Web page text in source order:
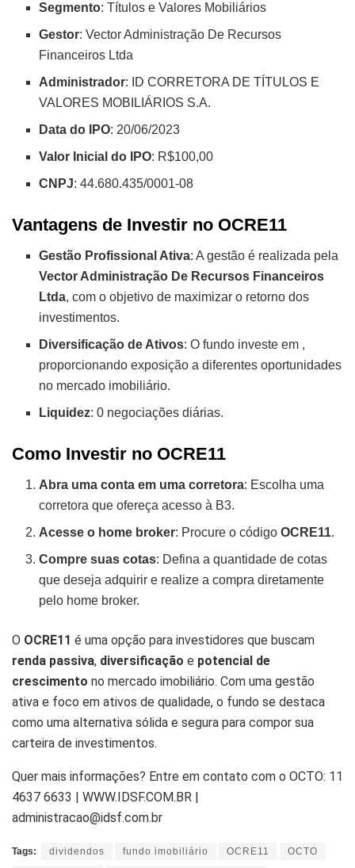
Segmento: Títulos e Valores Mobiliários
Gestor: Vector Administração De Recursos
Financeiros Ltda
Administrador: ID CORRETORA DE TÍTULOS E
VALORES MOBILIÁRIOS S.A.
Data do IPO: 20/06/2023
Valor Inicial do IPO: R$100,00
CNPJ: 44.680.435/0001-08
Vantagens de Investir no OCRE11
Gestão Profissional Ativa: A gestão é realizada pela
Vector Administração De Recursos Financeiros
Ltda, com o objetivo de maximizar o retorno dos
investimentos.
Diversificação de Ativos: O fundo investe em ,
proporcionando exposição a diferentes oportunidades
no mercado imobiliário.
Liquidez: 0 negociações diárias.
Como Investir no OCRE11
Abra uma conta em uma corretora: Escolha uma
corretora que ofereça acesso à B3.
Acesse o home broker: Procure o códigoOCRE11.
Compre suas cotas: Defina a quantidade de cotas
que deseja adquirir e realize a compra diretamente
pelo home broker.
O OCRE11 é uma opção para investidores que buscam
renda passiva, diversificação e potencial de
crescimento no mercado imobiliário. Com uma gestão
ativa e foco em ativos de qualidade, o fundo se destaca
como uma alternativa sólida e segura para compor sua
carteira de investimentos.
Quer mais informações? Entre em contato com o OCTO: 11
4637 6633 | WWW.IDSF.COM.BR |
administracao@idsf.com.br
Tags: dividendos fundo imobiliário OCRE11 OCTO